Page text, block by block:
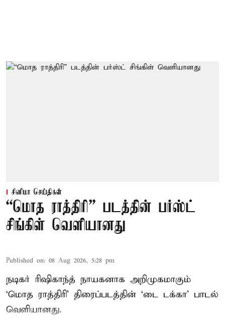
சினிமா செய்திகள்
“மொத ராத்திரி” படத்தின் பர்ஸ்ட்
சிங்கிள் வெளியானது
Published on: 08 Aug 2026, 5:28 pm
நடிகர் ரிஷிகாந்த் நாயகனாக அறிமுகமாகும்
‘மொத ராத்திரி’ திரைப்படத்தின் ‘டை டக்கா’ பாடல்
வெளியானது.